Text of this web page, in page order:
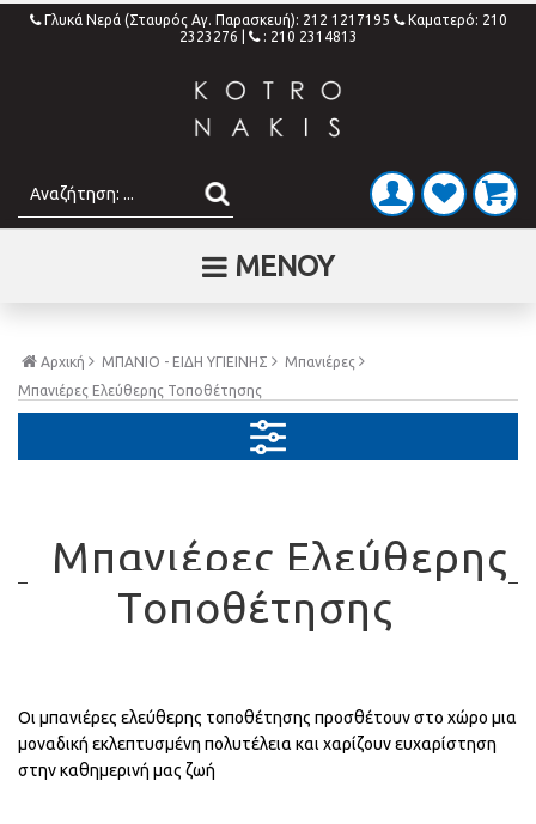
Γλυκά Νερά (Σταυρός Αγ. Παρασκευή): 212 1217195
Καματερό: 210
2323276
: 210 2314813
ΜΕΝΟΥ
Αρχική ΜΠΑΝΙΟ - ΕΙΔΗ ΥΓΙΕΙΝΗΣ
Μπανιέρες
Μπανιέρες Ελεύθερης Τοποθέτησης
Μπανιέρες Ελεύθερης
Τοποθέτησης
Οι μπανιέρες ελεύθερης τοποθέτησης προσθέτουν στο χώρο μια
μοναδική εκλεπτυσμένη πολυτέλεια και χαρίζουν ευχαρίστηση
στην καθημερινή μας ζωή